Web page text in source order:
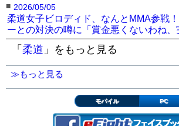
■ 2026/05/05
柔道女子ビロディド、なんとMMA参戦
ーとの対決の噂に「賞金悪くないわね、
「 柔道 」をもっと見る
≫もっと見る
モバイル PC